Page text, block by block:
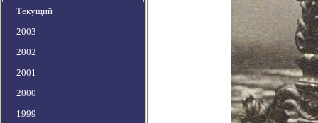
Текущий
2003
2002
2001
2000
1999